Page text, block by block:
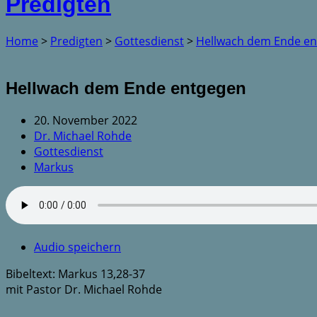
Home > Predigten > Gottesdienst> Hellwach dem Ende
Hellwach dem Ende entgegen
20. November 2022
Dr. Michael Rohde
Gottesdienst
Markus
Audio speichern
Bibeltext: Markus 13,28-37
mit Pastor Dr. Michael Rohde